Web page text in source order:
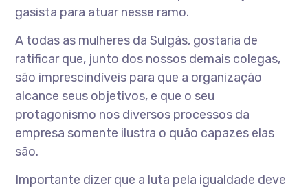
gasista para atuar nesse ramo.
A todas as mulheres da Sulgás, gostaria de
ratificar que, junto dos nossos demais colegas,
são imprescindíveis para que a organização
alcance seus objetivos, e que o seu
protagonismo nos diversos processos da
empresa somente ilustra o quão capazes elas
são.
Importante dizer que a luta pela igualdade deve